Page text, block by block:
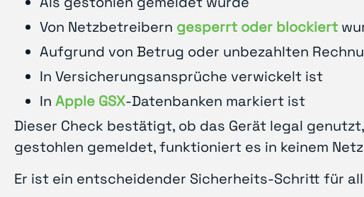
Von Netzbetreibern gesperrt oder blockiert
Aufgrund von Betrug oder unbezahlten
In Versicherungsansprüche verwickelt ist
In Apple GSX-Datenbanken markiert ist
Dieser Check bestätigt, ob das Gerät legal
gestohlen gemeldet, funktioniert es in keinem
Er ist ein entscheidender Sicherheits-Schritt für